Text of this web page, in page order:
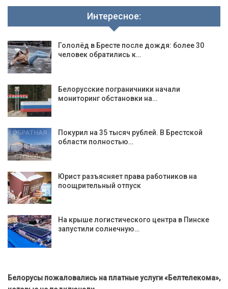
Интересное:
Гололёд в Бресте после дождя: более 30
человек обратились к…
Белорусские пограничники начали
мониторинг обстановки на…
Покурил на 35 тысяч рублей. В Брестской
области полностью…
Юрист разъясняет права работников на
поощрительный отпуск
На крыше логистического центра в Пинске
запустили солнечную…
Белорусы пожаловались на платные услуги «Белтелекома»,